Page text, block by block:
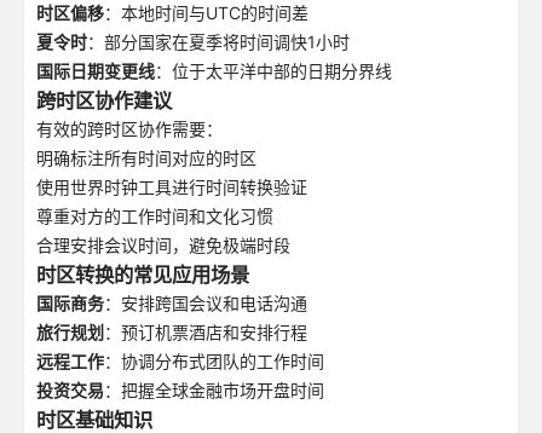
时区偏移：本地时间与UTC的时间差
夏令时：部分国家在夏季将时间调快1小时
国际日期变更线：位于太平洋中部的日期分界线
跨时区协作建议
有效的跨时区协作需要：
明确标注所有时间对应的时区
使用世界时钟工具进行时间转换验证
尊重对方的工作时间和文化习惯
合理安排会议时间，避免极端时段
时区转换的常见应用场景
国际商务：安排跨国会议和电话沟通
旅行规划 ：预订机票酒店和安排行程
远程工作：协调分布式团队的工作时间
投资交易：把握全球金融市场开盘时间
时区基础知识